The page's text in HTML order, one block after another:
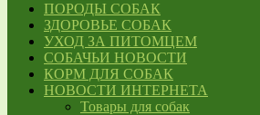
ПОРОДЫ СОБАК
ЗДОРОВЬЕ СОБАК
УХОД ЗА ПИТОМЦЕМ
СОБАЧЬИ НОВОСТИ
КОРМ ДЛЯ СОБАК
НОВОСТИ ИНТЕРНЕТА
Товары для собак